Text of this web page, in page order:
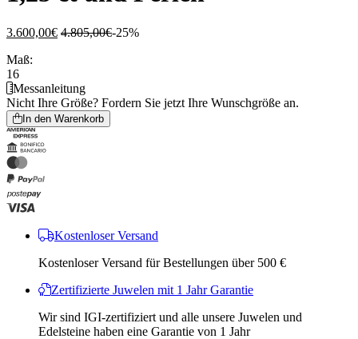
3.600,00€ 4.805,00€-25%
Maß:
16
Messanleitung
Nicht Ihre Größe? Fordern Sie jetzt Ihre Wunschgröße an.
In den Warenkorb
Kostenloser Versand
Kostenloser Versand für Bestellungen über 500 €
Zertifizierte Juwelen mit 1 Jahr Garantie
Wir sind IGI-zertifiziert und alle unsere Juwelen und
Edelsteine ​​haben eine Garantie von 1 Jahr